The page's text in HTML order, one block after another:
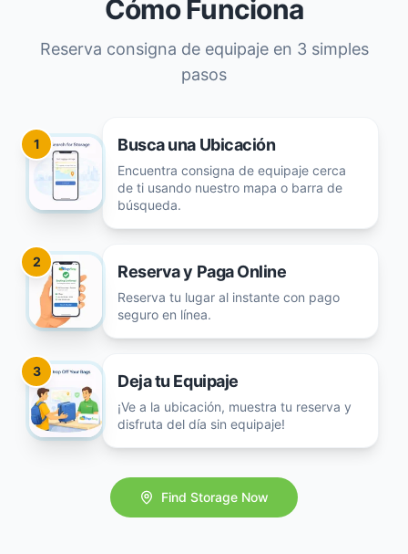
Cómo Funciona
Reserva consigna de equipaje en 3 simples
pasos
1 Busca una Ubicación
Encuentra consigna de equipaje cerca
de ti usando nuestro mapa o barra de
búsqueda.
2
Reserva y Paga Online
Reserva tu lugar al instante con pago
seguro en línea.
3
Deja tu Equipaje
¡Ve a la ubicación, muestra tu reserva y
disfruta del día sin equipaje!
Find Storage Now